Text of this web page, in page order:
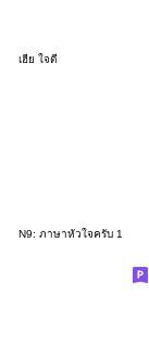
เฮีย ใจดี
N9: ภาษาหัวใจครับ 1